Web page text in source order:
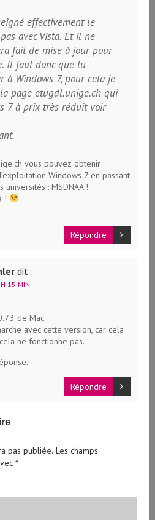
effectivement le
avec Vista. Et il ne
fait de mise à jour pour
Il faut donc que tu
à Windows 7, pour cela je
page etugdl.unige.ch qui
7 à prix très réduit voir
vous pouvez obtenir
Windows 7 en passant
: MSDNAA !
!
Répondre
dit :
15 MIN
de Mac.
avec cette version, car cela
ne fonctionne pas.
Répondre
pas publiée. Les champs
*